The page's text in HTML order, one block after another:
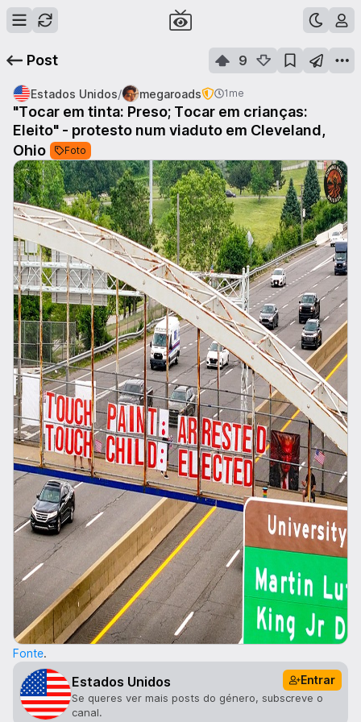
Post 9
Estados Unidos/ megaroads 1me
"Tocar em tinta: Preso; Tocar em crianças:
Eleito" - protesto num viaduto em Cleveland,
Ohio
Foto
Fonte.
Estados Unidos Entrar
Se queres ver mais posts do género, subscreve o
canal.